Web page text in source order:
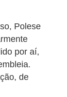
Polese
por aí,
de